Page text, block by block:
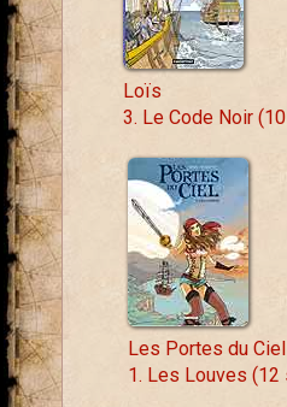
Loïs
3. Le Code Noir
Les Portes du Ciel
1. Les Louves